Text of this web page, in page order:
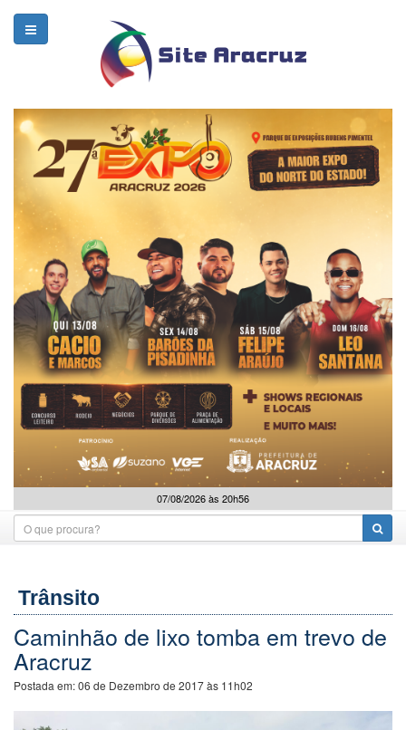
07/08/2026 às 20h56
Trânsito
Caminhão de lixo tomba em trevo de
Aracruz
Postada em:06 de Dezembro de 2017 às 11h02